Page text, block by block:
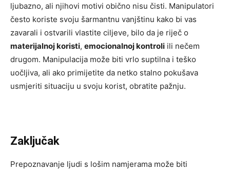
ljubazno, ali njihovi motivi obično nisu čisti. Manipulatori
često koriste svoju šarmantnu vanjštinu kako bi vas
zavarali i ostvarili vlastite ciljeve, bilo da je riječ o
materijalnoj koristi, emocionalnoj kontroli ili nečem
drugom. Manipulacija može biti vrlo suptilna i teško
uočljiva, ali ako primijetite da netko stalno pokušava
usmjeriti situaciju u svoju korist, obratite pažnju.
Zaključak
Prepoznavanje ljudi s lošim namjerama može biti